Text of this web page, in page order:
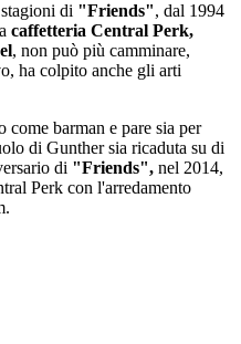
di "Friends", dal 1994
caffetteria Central Perk,
, non può più camminare,
ha colpito anche gli arti
come barman e pare sia per
di Gunther sia ricaduta su di
di "Friends", nel 2014,
Perk con l'arredamento